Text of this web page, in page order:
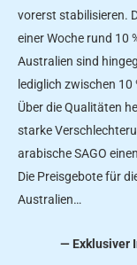
vorerst stabilisieren.
einer Woche rund 10
Australien sind
lediglich zwischen 10
Über die Qualitäten
starke
arabische SAGO
Die Preisgebote für
Australien…
— Exklusiver